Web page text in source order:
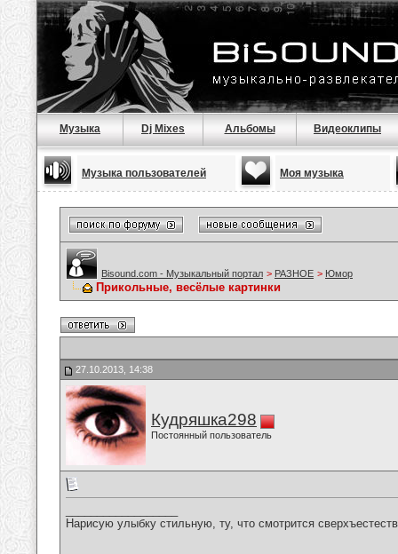
Музыка Dj Mixes Альбомы Видеоклипы
Музыка пользователей Моя музыка
Bisound.com - Музыкальный портал > РАЗНОЕ > Юмор
Прикольные, весёлые картинки
27.10.2013, 14:38
Кудряшка298
Постоянный пользователь
Нарисую улыбку стильную, ту, что смотрится